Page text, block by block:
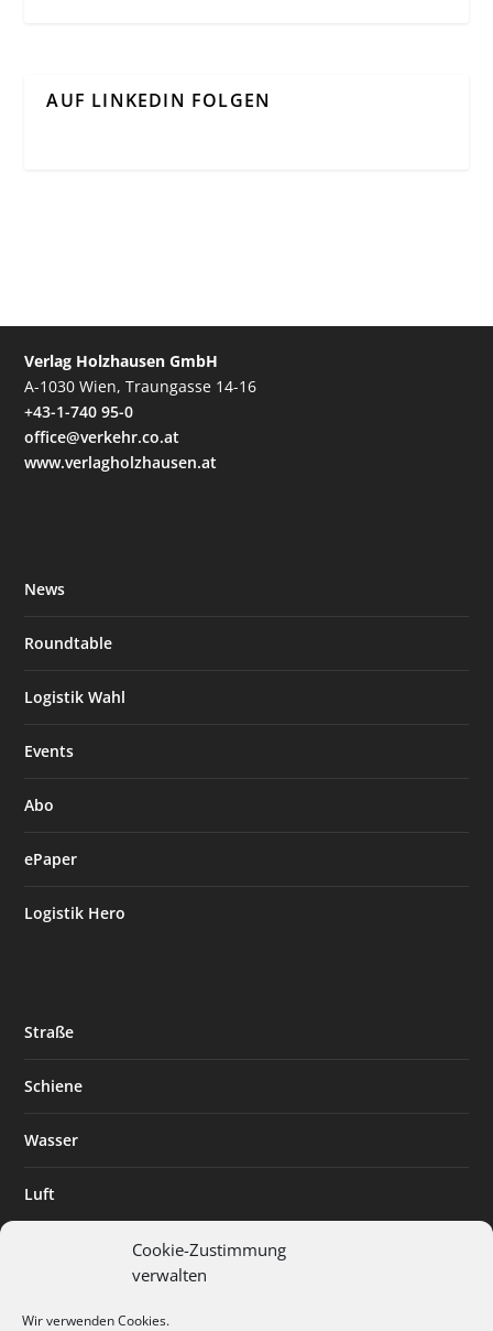
Cookie-Zustimmung
verwalten
Wir verwenden Cookies.
AUF LINKEDIN FOLGEN
Verlag Holzhausen GmbH
A-1030 Wien, Traungasse 14-16
+43-1-740 95-0
office@verkehr.co.at
www.verlagholzhausen.at
News
Roundtable
Logistik Wahl
Events
Abo
ePaper
Logistik Hero
Straße
Schiene
Wasser
Luft